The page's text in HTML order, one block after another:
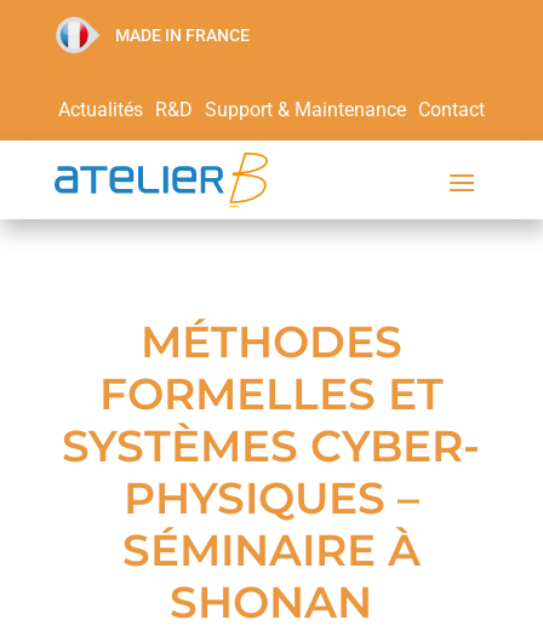
MADE IN FRANCE
Actualités R&D Support & Maintenance Contact
MÉTHODES
FORMELLES ET
SYSTÈMES CYBER-
PHYSIQUES –
SÉMINAIRE À
SHONAN